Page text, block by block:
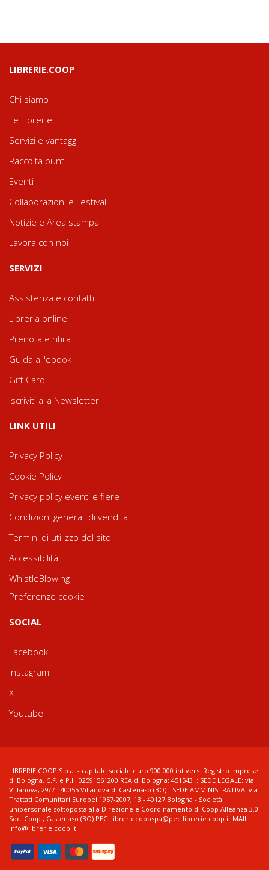
LIBRERIE.COOP
Chi siamo
Le Librerie
Servizi e vantaggi
Raccolta punti
Eventi
Collaborazioni e Festival
Notizie e Area stampa
Lavora con noi
SERVIZI
Assistenza e contatti
Libreria online
Prenota e ritira
Guida all'ebook
Gift Card
Iscriviti alla Newsletter
LINK UTILI
Privacy Policy
Cookie Policy
Privacy policy eventi e fiere
Condizioni generali di vendita
Termini di utilizzo del sito
Accessibilità
WhistleBlowing
Preferenze cookie
SOCIAL
Facebook
Instagram
X
Youtube
LIBRERIE.COOP S.p.a. - capitale sociale euro 900.000 int.vers. Registro imprese
di Bologna, C.F. e P.I.: 02591561200 REA di Bologna: 451543 ; SEDE LEGALE: via
Villanova, 29/7 - 40055 Villanova di Castenaso (BO) - SEDE AMMINISTRATIVA: via
Trattati Comunitari Europei 1957-2007, 13 - 40127 Bologna - Società
unipersonale sottoposta alla Direzione e Coordinamento di Coop Alleanza 3.0
Soc. Coop., Castenaso (BO) PEC: libreriecoopspa@pec.librerie.coop.it MAIL:
info@librerie.coop.it